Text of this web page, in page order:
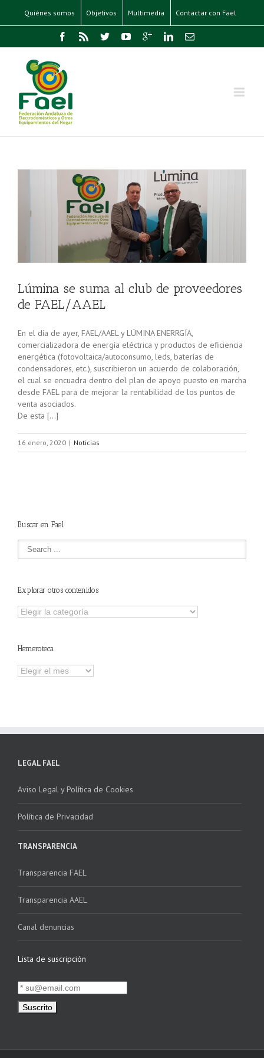
Quiénes somos Objetivos Multimedia Contactar con Fael
Lúmina se suma al club de proveedores
de FAEL/AAEL
En el día de ayer, FAEL/AAEL y LÚMINA ENERRGÍA,
comercializadora de energía eléctrica y productos de eficiencia
energética (fotovoltaica/autoconsumo, leds, baterías de
condensadores, etc.), suscribieron un acuerdo de colaboración,
el cual se encuadra dentro del plan de apoyo puesto en marcha
desde FAEL para de mejorar la rentabilidad de los puntos de
venta asociados.
De esta […]
16 enero, 2020 | Noticias
Buscar en Fael
Explorar otros contenidos
Explorar
Hemeroteca
Hemeroteca
LEGAL FAEL
Aviso Legal y Política de Cookies
Política de Privacidad
TRANSPARENCIA
Transparencia FAEL
Transparencia AAEL
Canal denuncias
Lista de suscripción